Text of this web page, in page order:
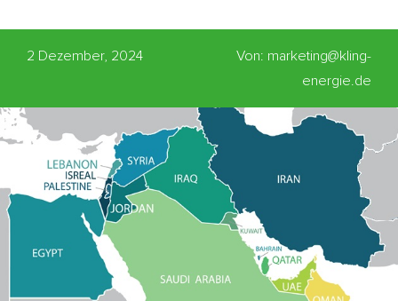
2 Dezember, 2024
Von: marketing@kling-
energie.de